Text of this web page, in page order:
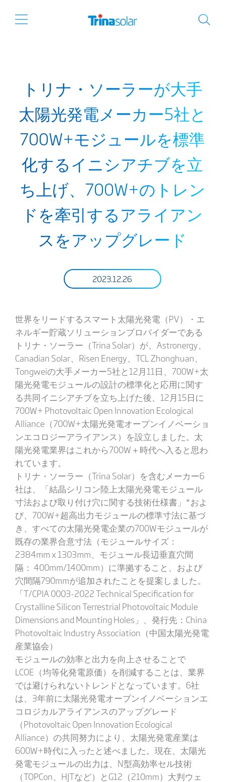
トリナ・ソーラーが大手
太陽光発電メーカー5社と
700W+モジュールを標準
化するイニシアチブを立
ち上げ、700W+のトレン
ドを牽引するアライアン
スをアップグレード
2023.12.26
世界をリードするスマート太陽光発電（PV）・エ
ネルギー貯蔵ソリューションプロバイダーである
トリナ・ソーラー（Trina Solar）が、Astronergy、
Canadian Solar、Risen Energy、TCL Zhonghuan、
Tongweiの大手メーカー5社と12月11日、700W+太
陽光発電モジュールの設計の標準化と応用に関す
る共同イニシアチブを立ち上げた後、12月15日に
700W+ Photovoltaic Open Innovation Ecological
Alliance（700W+太陽光発電オープンイノベーショ
ンエコロジーアライアンス）を設立しました。太
陽光発電業界はこれから700W＋時代へ入ると思わ
れています。
トリナ・ソーラー（Trina Solar）を含むメーカー6
社は、「結晶シリコン陸上太陽光発電モジュール
寸法および取り付け穴に関する技術仕様書」*およ
び、700W+超高出力モジュールの標準寸法に基づ
き、すべての太陽光発電企業の700Wモジュールが
既存の業界合意寸法（モジュールサイズ：
2384mm x 1303mm、モジュール長辺垂直穴間
隔： 400mm/1400mm）に準拠すること、および
穴間隔790mmが追加されたことを提案しました。
「T/CPIA 0003-2022 Technical Specification for
Crystalline Silicon Terrestrial Photovoltaic Module
Dimensions and Mounting Holes」、発行先：China
Photovoltaic Industry Association（中国太陽光発電
産業協会）
モジュールの効率と出力を向上させることで
LCOE（均等化発電原価）を削減することは、業界
では避けられないトレンドとなっています。6社
は、3年前に太陽光発電オープンイノベーションエ
コロジカルアライアンスのアップグレード
（Photovoltaic Open Innovation Ecological
Alliance）の共同努力により、太陽光発電産業は
600W+時代に入ったと述べました。現在、太陽光
発電モジュールの出力は、N型高効率セル技術
（TOPCon、HJTなど）とG12（210mm）大判ウェ